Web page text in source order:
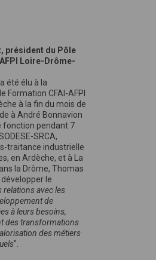
président du Pôle
Loire-Drôme-
été élu à la
Formation CFAI-AFPI
à la fin du mois de
à André Bonnavion
fonction pendant 7
SRCA,
traitance industrielle
en Ardèche, et à La
la Drôme, Thomas
le
avec les
de
à leurs besoins,
des transformations
des métiers
".